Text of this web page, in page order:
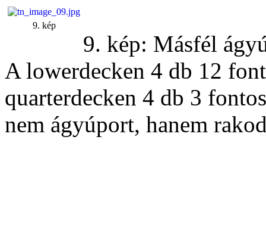
9. kép
9. kép: Másfél
A lowerdecken 4 db 12
quarterdecken 4 db 3
nem ágyúport, hanem